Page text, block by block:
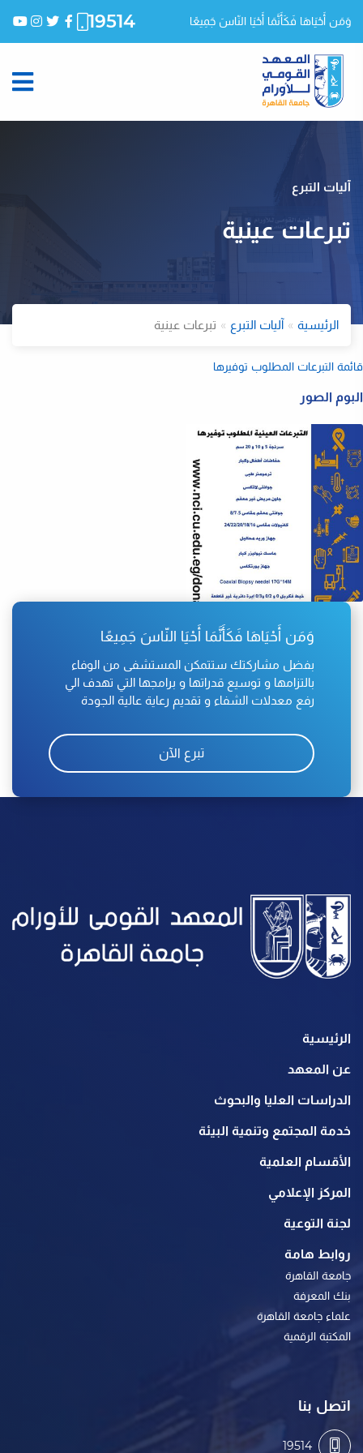
وَمَن أَحْيَاهَا فَكَأَنَّمَا أَحْيَا النّاسَ جَمِيعًا 19514
آليات التبرع
تبرعات عينية
الرئيسية آليات التبرع تبرعات عينية
قائمة التبرعات المطلوب توفيرها
البوم الصور
وَمَن أَحْيَاهَا فَكَأَنَّمَا أَحْيَا النّاسَ جَمِيعًا
بفضل مشاركتك ستتمكن المستشفى من الوفاء
بالتزامها و توسيع قدراتها و برامجها التي تهدف الي
رفع معدلات الشفاء و تقديم رعاية عالية الجودة
تبرع الآن
الرئيسية
عن المعهد
الدراسات العليا والبحوث
خدمة المجتمع وتنمية البيئة
الأقسام العلمية
المركز الإعلامي
لجنة التوعية
روابط هامة
جامعة القاهرة
بنك المعرفة
علماء جامعة القاهرة
المكتبة الرقمية
اتصل بنا
19514